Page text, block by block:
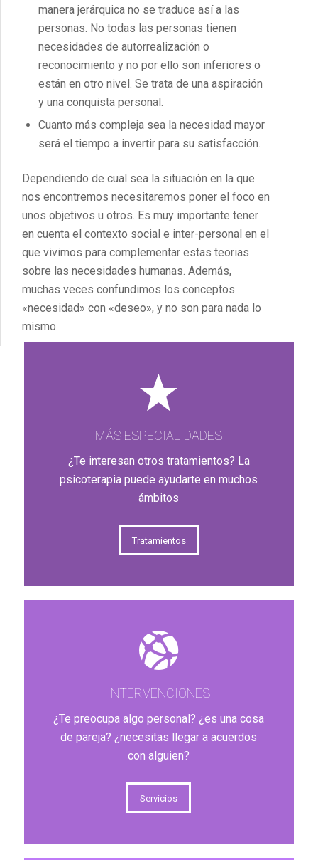
manera jerárquica no se traduce así a las
personas. No todas las personas tienen
necesidades de autorrealización o
reconocimiento y no por ello son inferiores o
están en otro nivel. Se trata de una aspiración
y una conquista personal.
Cuanto más compleja sea la necesidad mayor
será el tiempo a invertir para su satisfacción.
Dependiendo de cual sea la situación en la que
nos encontremos necesitaremos poner el foco en
unos objetivos u otros. Es muy importante tener
en cuenta el contexto social e inter-personal en el
que vivimos para complementar estas teorias
sobre las necesidades humanas. Además,
muchas veces confundimos los conceptos
«necesidad» con «deseo», y no son para nada lo
mismo.
MÁS ESPECIALIDADES
¿Te interesan otros tratamientos? La
psicoterapia puede ayudarte en muchos
ámbitos
Tratamientos
INTERVENCIONES
¿Te preocupa algo personal? ¿es una cosa
de pareja? ¿necesitas llegar a acuerdos
con alguien?
Servicios